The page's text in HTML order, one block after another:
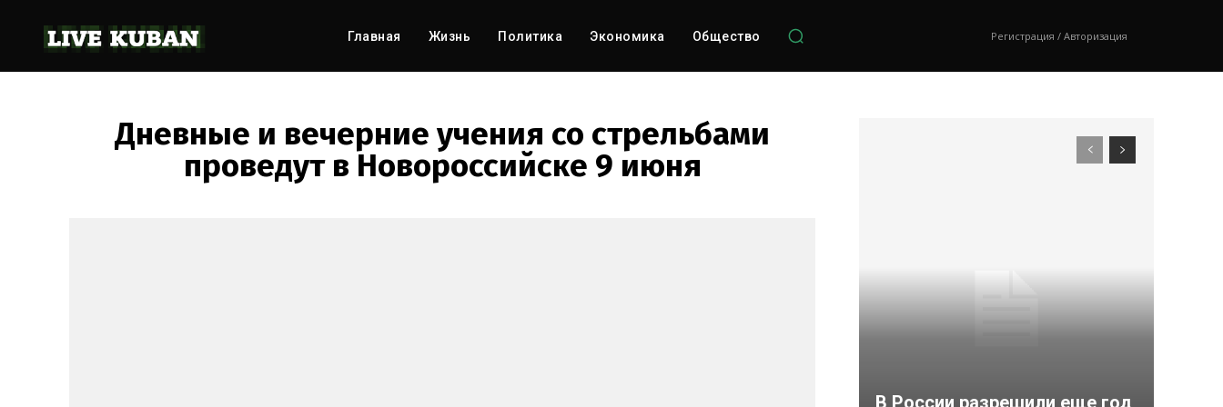
Главная Жизнь Политика Экономика Общество Регистрация / Авторизация
Дневные и вечерние учения со стрельбами
проведут в Новороссийске 9 июня
В России разрешили еще год